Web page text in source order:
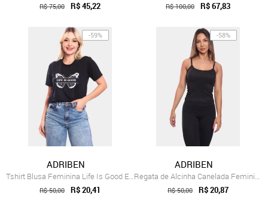
R$ 75,00 R$ 45,22 R$ 100,00 R$ 67,83
-59%
ADRIBEN
Tshirt Blusa Feminina Life Is Good Estam...
R$ 50,00 R$ 20,41
-58%
ADRIBEN
Regata de Alcinha Canelada Feminina Lisa...
R$ 50,00 R$ 20,87